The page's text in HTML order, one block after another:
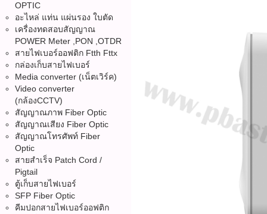
OPTIC
อะไหล่ แท่น แผ่นรอง ใบตัด
เครื่องทดสอบสัญญาณ
POWER Meter ,PON ,OTDR
สายไฟเบอร์ออฟติก Ftth Fttx
กล่องเก็บสายไฟเบอร์
Media converter (เน็ตเวิร์ค)
Video converter
(กล้องCCTV)
สัญญาณภาพ Fiber Optic
สัญญาณเสียง Fiber Optic
สัญญาณโทรศัพท์ Fiber
Optic
สายสำเร็จ Patch Cord /
Pigtail
ตู้เก็บสายไฟเบอร์
SFP Fiber Optic
คีมปอกสายไฟเบอร์ออฟติก